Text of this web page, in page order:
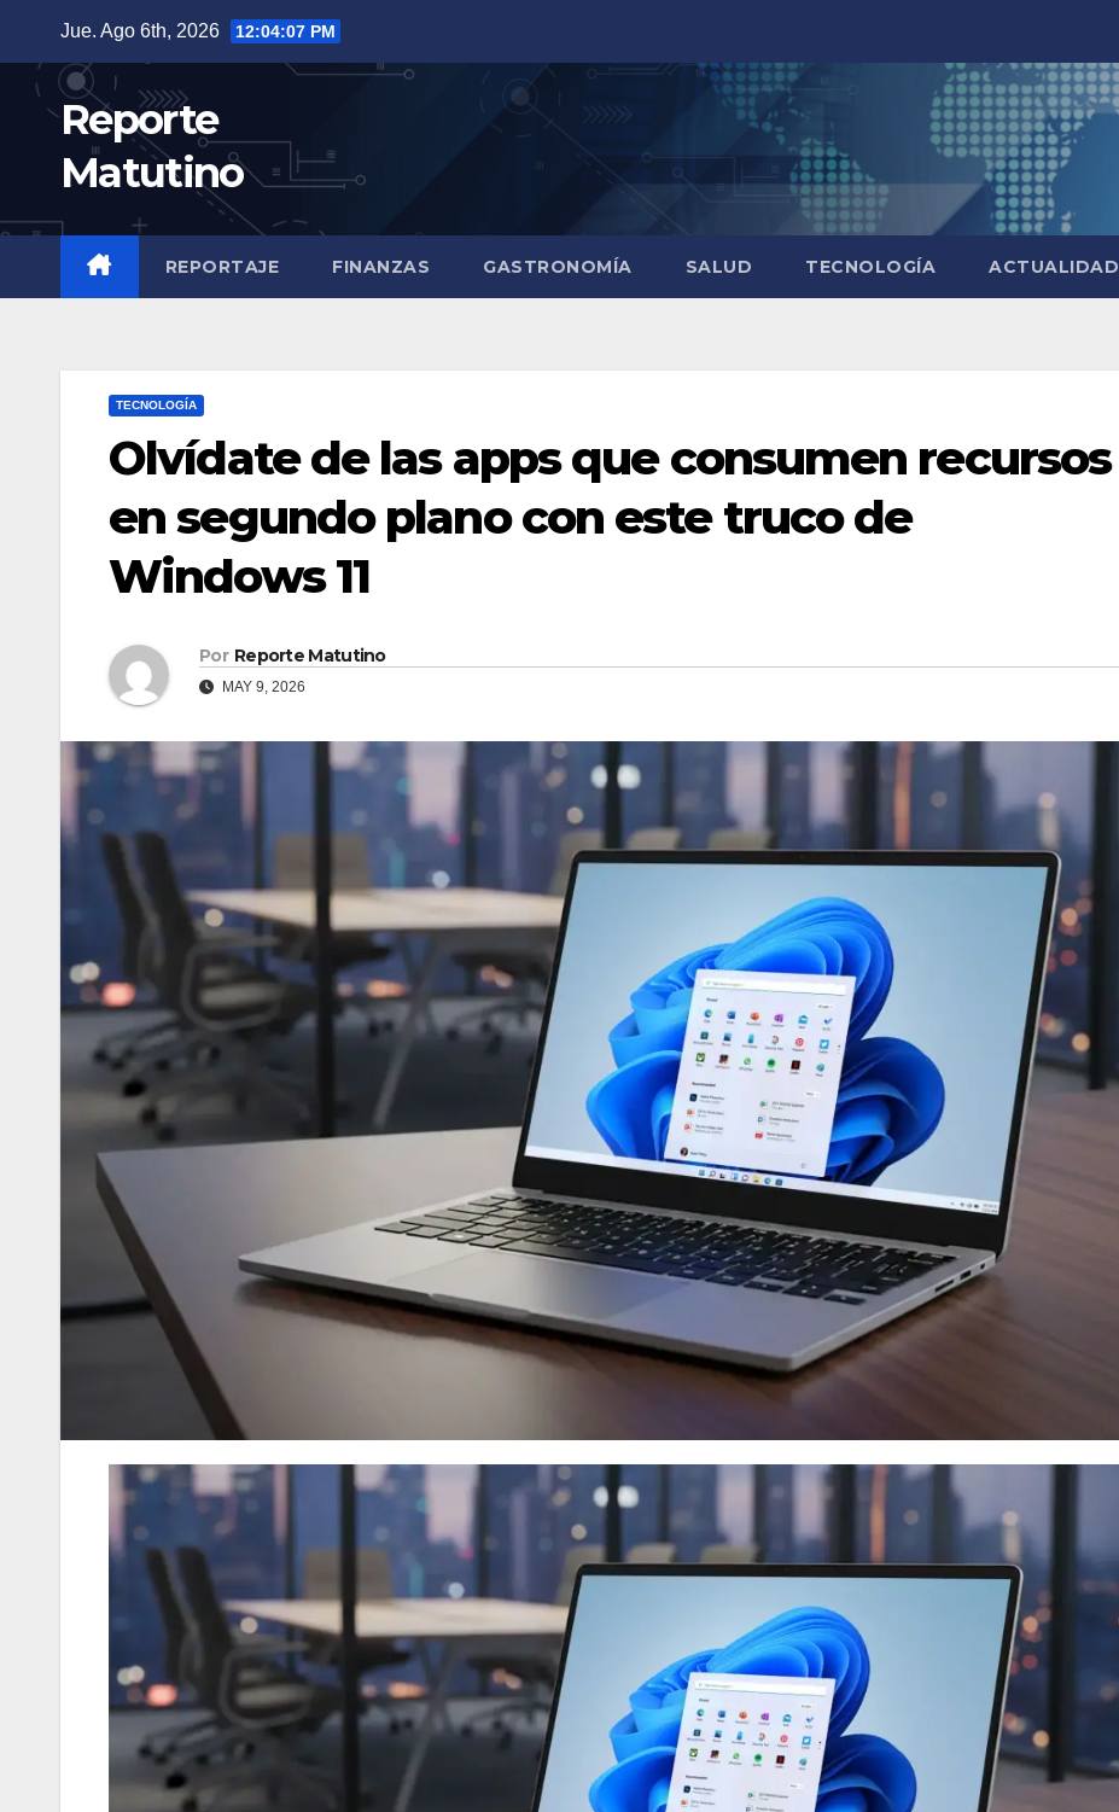
contenido
Jue. Ago 6th, 2026 12:04:09 PM
Reporte
Matutino
REPORTAJE FINANZAS GASTRONOMÍA SALUD TECNOLOGÍA ACTUALIDAD
TECNOLOGÍA
Olvídate de las apps que consumen recursos
en segundo plano con este truco de
Windows 11
Por Reporte Matutino
MAY 9, 2026